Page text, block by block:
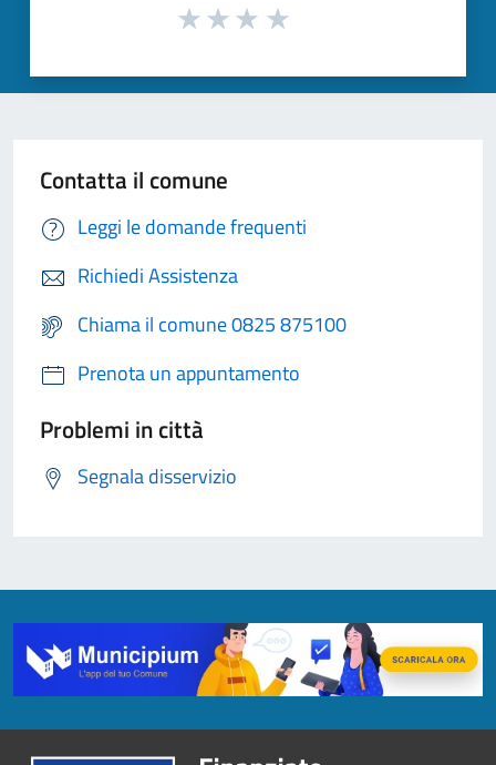
Contatta il comune
Leggi le domande frequenti
Richiedi Assistenza
Chiama il comune 0825 875100
Prenota un appuntamento
Problemi in città
Segnala disservizio